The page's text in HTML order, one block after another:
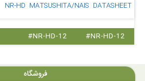
NR-HD MATSUSHITA/NAIS DATASHEET
#NR-HD-12
#NR-HD-12
فروشگاه